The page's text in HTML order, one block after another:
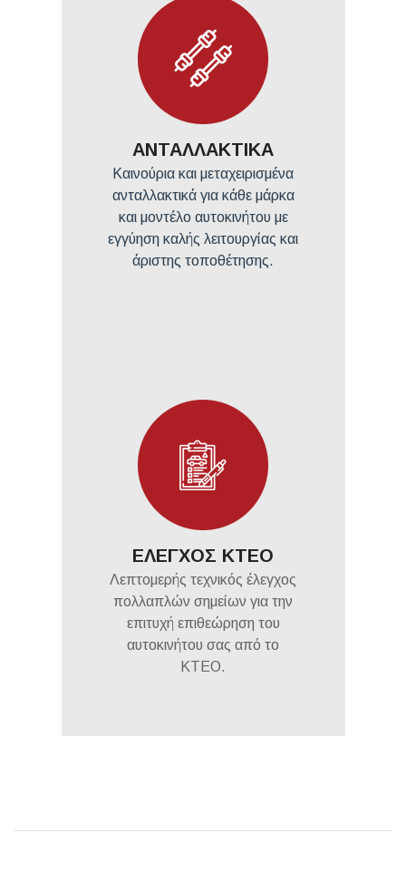
ΑΝΤΑΛΛΑΚΤΙΚΑ
Καινούρια και μεταχειρισμένα
ανταλλακτικά για κάθε μάρκα
και μοντέλο αυτοκινήτου με
εγγύηση καλής λειτουργίας και
άριστης τοποθέτησης.
ΕΛΕΓΧΟΣ ΚΤΕΟ
Λεπτομερής τεχνικός έλεγχος
πολλαπλών σημείων για την
επιτυχή επιθεώρηση του
αυτοκινήτου σας από το
ΚΤΕΟ.